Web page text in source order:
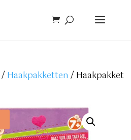
/Haakpakketten / Haakpakket